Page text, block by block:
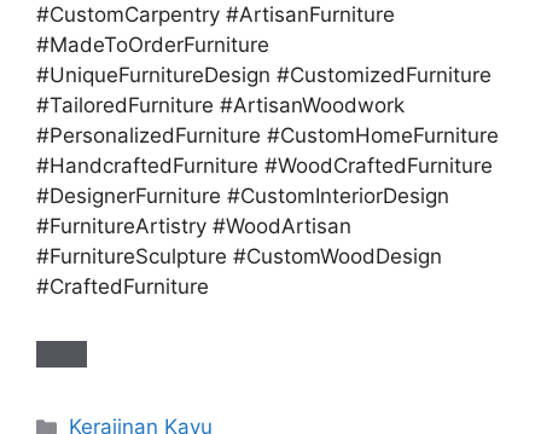
#CustomCarpentry #ArtisanFurniture
#MadeToOrderFurniture
#UniqueFurnitureDesign #CustomizedFurniture
#TailoredFurniture #ArtisanWoodwork
#PersonalizedFurniture #CustomHomeFurniture
#HandcraftedFurniture #WoodCraftedFurniture
#DesignerFurniture #CustomInteriorDesign
#FurnitureArtistry #WoodArtisan
#FurnitureSculpture #CustomWoodDesign
#CraftedFurniture
Categories
Kerajinan Kayu